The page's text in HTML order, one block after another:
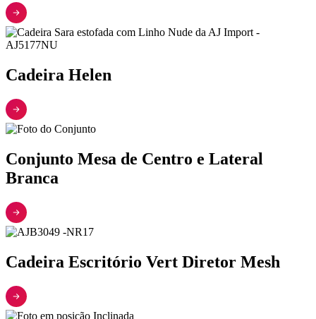
Cadeira Helen
Conjunto Mesa de Centro e Lateral
Branca
Cadeira Escritório Vert Diretor Mesh